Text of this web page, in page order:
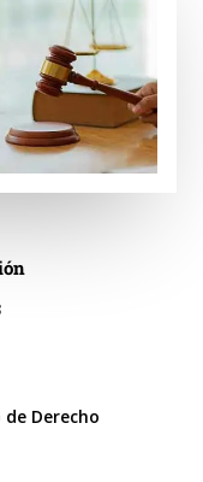
de Derecho